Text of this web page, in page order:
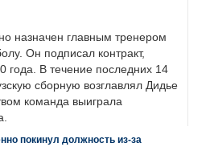
назначен главным тренером
Он подписал контракт,
года. В течение последних 14
сборную возглавлял Дидье
команда выиграла
покинул должность из-за